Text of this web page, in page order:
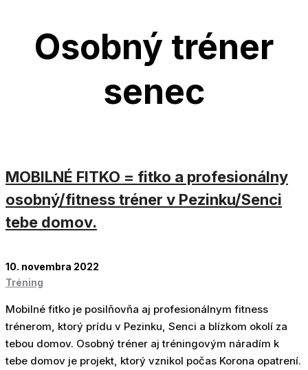
Osobný tréner
senec
10
NOV
MOBILNÉ FITKO = fitko a profesionálny
osobný/fitness tréner v Pezinku/Senci
tebe domov.
10. novembra 2022
Tréning
Mobilné fitko je posilňovňa aj profesionálnym fitness
trénerom, ktorý prídu v Pezinku, Senci a blízkom okolí za
tebou domov. Osobný tréner aj tréningovým náradím k
tebe domov je projekt, ktorý vznikol počas Korona opatrení.